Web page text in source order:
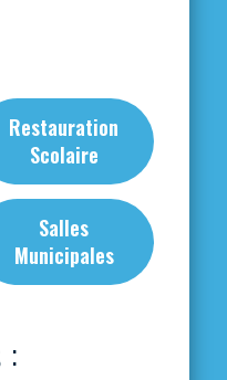
Restauration
Scolaire
Salles
Municipales
: